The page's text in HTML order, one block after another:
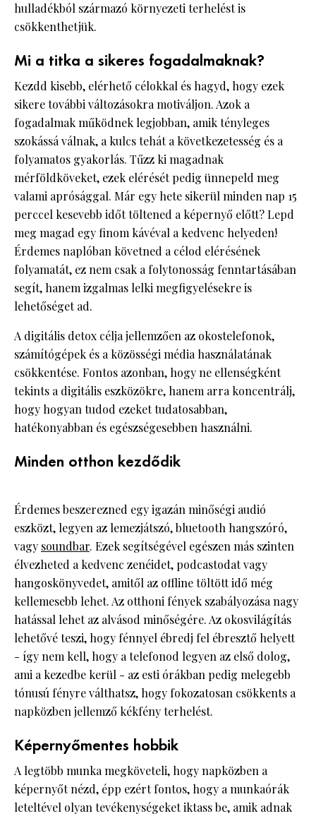
hulladékból származó környezeti terhelést is
csökkenthetjük.
Mi a titka a sikeres fogadalmaknak?
Kezdd kisebb, elérhető célokkal és hagyd, hogy ezek
sikere további változásokra motiváljon. Azok a
fogadalmak működnek legjobban, amik tényleges
szokássá válnak, a kulcs tehát a következetesség és a
folyamatos gyakorlás. Tűzz ki magadnak
mérföldköveket, ezek elérését pedig ünnepeld meg
valami aprósággal. Már egy hete sikerül minden nap 15
perccel kesevebb időt töltened a képernyő előtt? Lepd
meg magad egy finom kávéval a kedvenc helyeden!
Érdemes naplóban követned a célod elérésének
folyamatát, ez nem csak a folytonosság fenntartásában
segít, hanem izgalmas lelki megfigyelésekre is
lehetőséget ad.
A digitális detox célja jellemzően az okostelefonok,
számítógépek és a közösségi média használatának
csökkentése. Fontos azonban, hogy ne ellenségként
tekints a digitális eszközökre, hanem arra koncentrálj,
hogy hogyan tudod ezeket tudatosabban,
hatékonyabban és egészségesebben használni.
Minden otthon kezdődik
Érdemes beszerezned egy igazán minőségi audió
eszközt, legyen az lemezjátszó, bluetooth hangszóró,
vagy soundbar. Ezek segítségével egészen más szinten
élvezheted a kedvenc zenéidet, podcastodat vagy
hangoskönyvedet, amitől az offline töltött idő még
kellemesebb lehet. Az otthoni fények szabályozása nagy
hatással lehet az alvásod minőségére. Az okosvilágítás
lehetővé teszi, hogy fénnyel ébredj fel ébresztő helyett
- így nem kell, hogy a telefonod legyen az első dolog,
ami a kezedbe kerül - az esti órákban pedig melegebb
tónusú fényre válthatsz, hogy fokozatosan csökkents a
napközben jellemző kékfény terhelést.
Képernyőmentes hobbik
A legtöbb munka megköveteli, hogy napközben a
képernyőt nézd, épp ezért fontos, hogy a munkaórák
leteltével olyan tevékenységeket iktass be, amik adnak